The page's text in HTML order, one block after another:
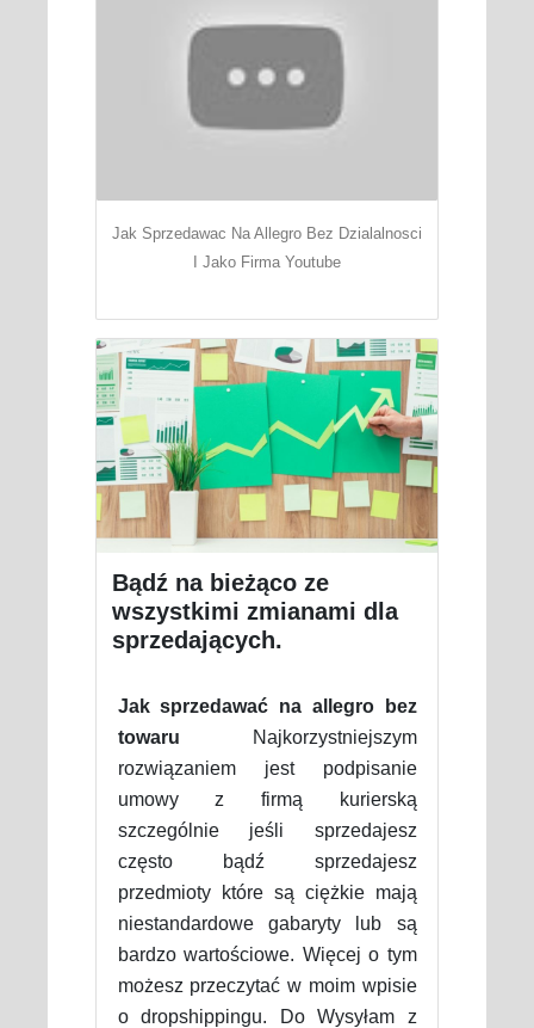
Jak Sprzedawac Na Allegro Bez Dzialalnosci
I Jako Firma Youtube
Bądź na bieżąco ze
wszystkimi zmianami dla
sprzedających.
Jak sprzedawać na allegro bez
towaru Najkorzystniejszym
rozwiązaniem jest podpisanie
umowy z firmą kurierską
szczególnie jeśli sprzedajesz
często bądź sprzedajesz
przedmioty które są ciężkie mają
niestandardowe gabaryty lub są
bardzo wartościowe. Więcej o tym
możesz przeczytać w moim wpisie
o dropshippingu. Do Wysyłam z